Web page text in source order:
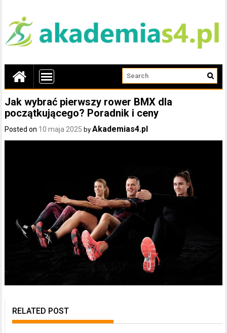
Jak wybrać pierwszy rower BMX dla
początkującego? Poradnik i ceny
Posted on 10 maja 2025 byAkademias4.pl
RELATED POST